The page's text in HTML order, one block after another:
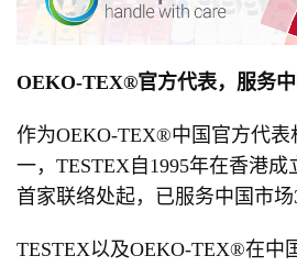
OEKO-TEX®官方代表，服务
作为OEKO-TEX®中国官方代表
一，TESTEX自1995年在香港
首家联络处起，已服务中国市场
TESTEX以及OEKO-TEX®在中